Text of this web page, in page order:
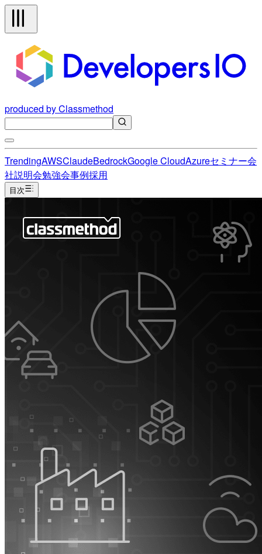
produced by Classmethod
TrendingAWSClaudeBedrockGoogle CloudAzureセミナー会
社説明会勉強会事例採用
目次